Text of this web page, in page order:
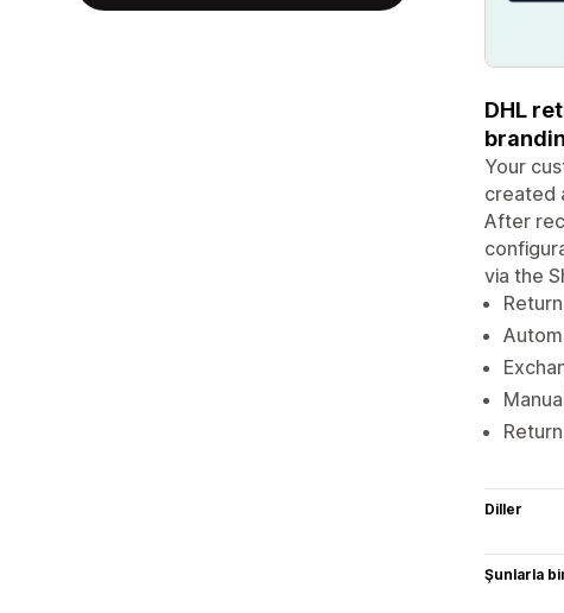
DHL
Your
created
After
via the
Diller
Şunlarla